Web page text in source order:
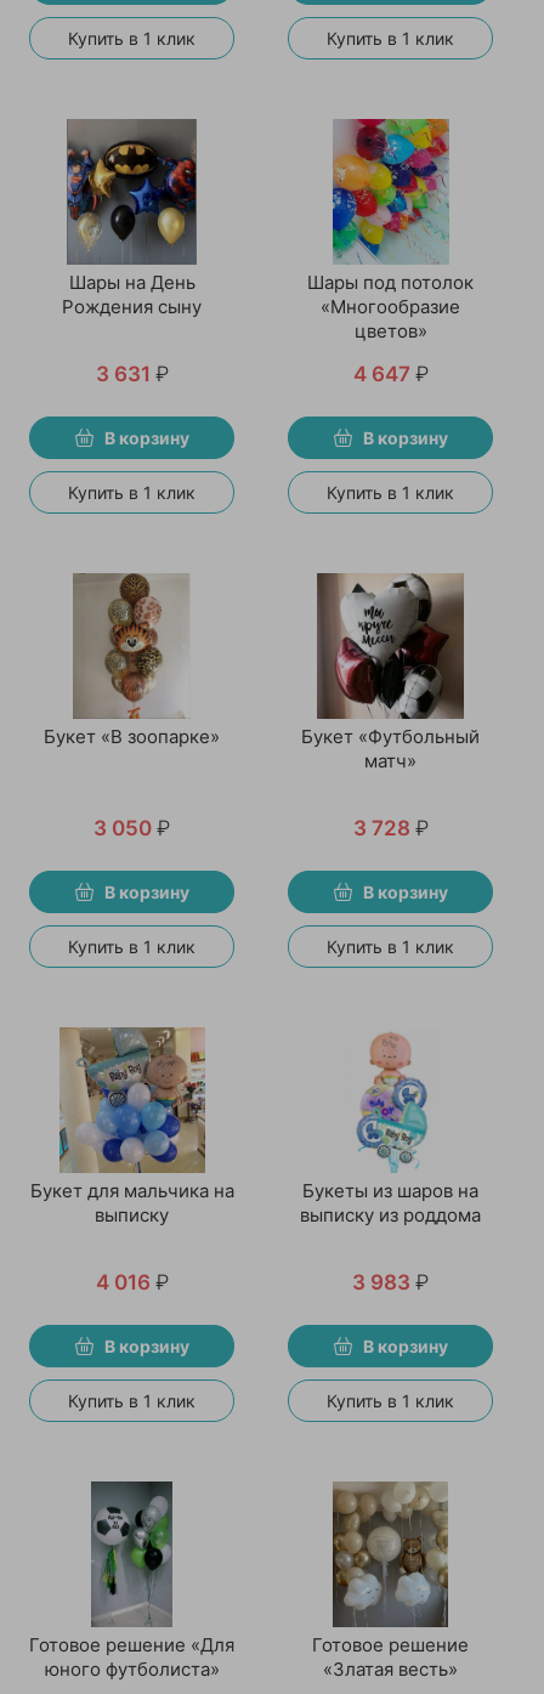
Купить в 1 клик Купить в 1 клик
Шары на День
Рождения сыну
3 631 ₽
В корзину
Купить в 1 клик
Шары под потолок
«Многообразие
цветов»
4 647 ₽
В корзину
Купить в 1 клик
Букет «В зоопарке»
3 050 ₽
В корзину
Купить в 1 клик
Букет «Футбольный
матч»
3 728 ₽
В корзину
Купить в 1 клик
Букет для мальчика на
выписку
4 016 ₽
В корзину
Купить в 1 клик
Букеты из шаров на
выписку из роддома
3 983 ₽
В корзину
Купить в 1 клик
Готовое решение «Для
юного футболиста»
Готовое решение
«Златая весть»